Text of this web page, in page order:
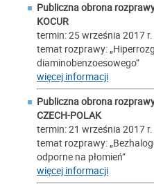
Publiczna obrona
KOCUR
termin: 25 września 2017
temat rozprawy:
diaminobenzoesowego”
więcej informacji
Publiczna obrona
CZECH-POLAK
termin: 21 września 2017
temat rozprawy:
odporne na płomień”
więcej informacji